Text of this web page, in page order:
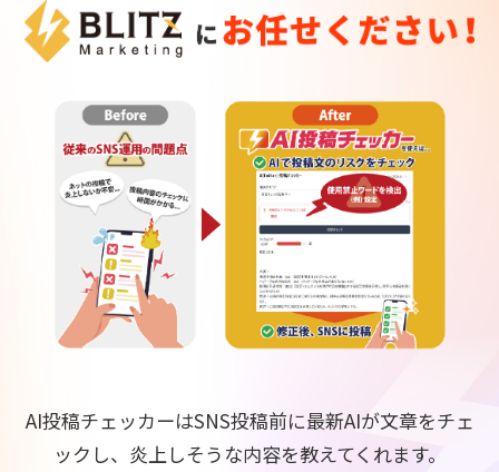
AI投稿チェッカーはSNS投稿前に最新AIが文章をチェ
ックし、炎上しそうな内容を教えてくれます。